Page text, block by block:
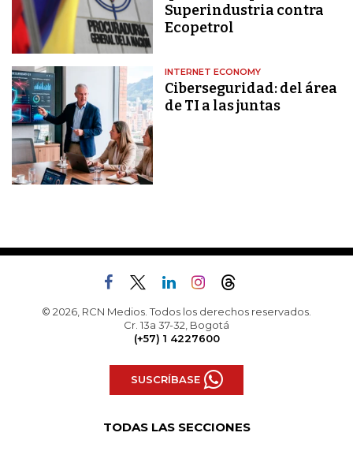
Superindustria contra
Ecopetrol
INTERNET ECONOMY
Ciberseguridad: del área
de TI a las juntas
© 2026, RCN Medios. Todos los derechos reservados.
Cr. 13a 37-32, Bogotá
(+57) 1 4227600
SUSCRÍBASE
TODAS LAS SECCIONES